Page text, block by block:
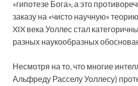
«гипотезе Бога», а это
заказу на «чисто научную»
XIX века Уоллес стал
разных наукообразных
Несмотря на то, что многие
Альфреду Расселу Уоллесу)